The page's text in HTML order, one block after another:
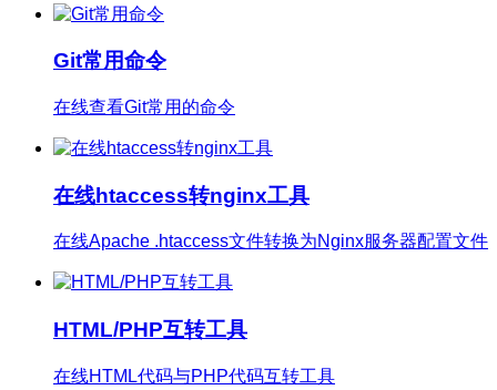
Git常用命令
在线查看Git常用的命令
在线htaccess转nginx工具
在线Apache .htaccess文件转换为Nginx服务器配置文件
HTML/PHP互转工具
在线HTML代码与PHP代码互转工具